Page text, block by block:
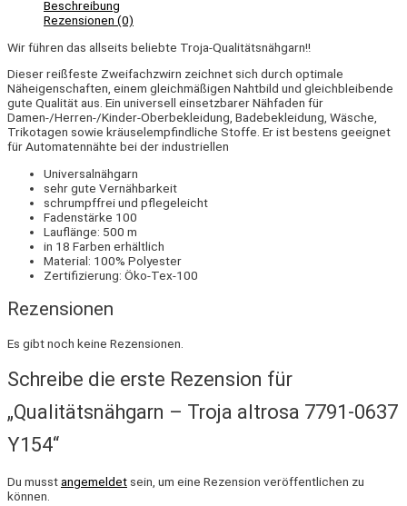
Beschreibung
Rezensionen (0)
Wir führen das allseits beliebte Troja-Qualitätsnähgarn!!
Dieser reißfeste Zweifachzwirn zeichnet sich durch optimale
Näheigenschaften, einem gleichmäßigen Nahtbild und gleichbleibende
gute Qualität aus. Ein universell einsetzbarer Nähfaden für
Damen-/Herren-/Kinder-Oberbekleidung, Badebekleidung, Wäsche,
Trikotagen sowie kräuselempfindliche Stoffe. Er ist bestens geeignet
für Automatennähte bei der industriellen
Universalnähgarn
sehr gute Vernähbarkeit
schrumpffrei und pflegeleicht
Fadenstärke 100
Lauflänge: 500 m
in 18 Farben erhältlich
Material: 100% Polyester
Zertifizierung: Öko-Tex-100
Rezensionen
Es gibt noch keine Rezensionen.
Schreibe die erste Rezension für
„Qualitätsnähgarn – Troja altrosa 7791-0637
Y154“
Du musstangemeldet sein, um eine Rezension veröffentlichen zu
können.